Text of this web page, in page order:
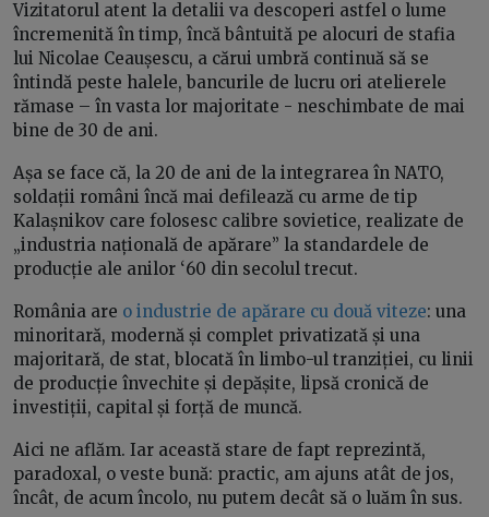
Vizitatorul atent la detalii va descoperi astfel o lume
încremenită în timp, încă bântuită pe alocuri de stafia
lui Nicolae Ceaușescu, a cărui umbră continuă să se
întindă peste halele, bancurile de lucru ori atelierele
rămase – în vasta lor majoritate - neschimbate de mai
bine de 30 de ani.
Așa se face că, la 20 de ani de la integrarea în NATO,
soldații români încă mai defilează cu arme de tip
Kalașnikov care folosesc calibre sovietice, realizate de
„industria națională de apărare” la standardele de
producție ale anilor ‘60 din secolul trecut.
România are o industrie de apărare cu două viteze: una
minoritară, modernă și complet privatizată și una
majoritară, de stat, blocată în limbo-ul tranziției, cu linii
de producție învechite și depășite, lipsă cronică de
investiții, capital și forță de muncă.
Aici ne aflăm. Iar această stare de fapt reprezintă,
paradoxal, o veste bună: practic, am ajuns atât de jos,
încât, de acum încolo, nu putem decât să o luăm în sus.